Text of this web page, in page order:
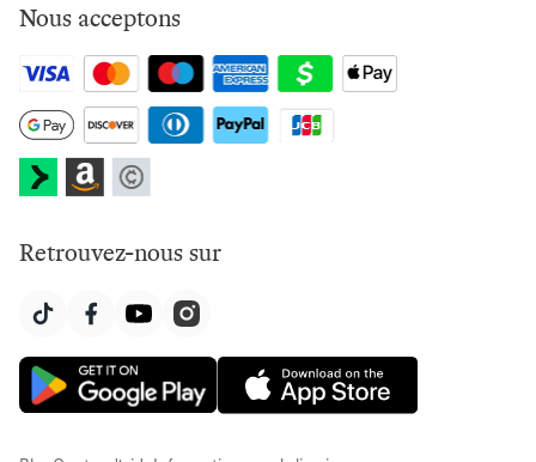
Nous acceptons
Retrouvez-nous sur